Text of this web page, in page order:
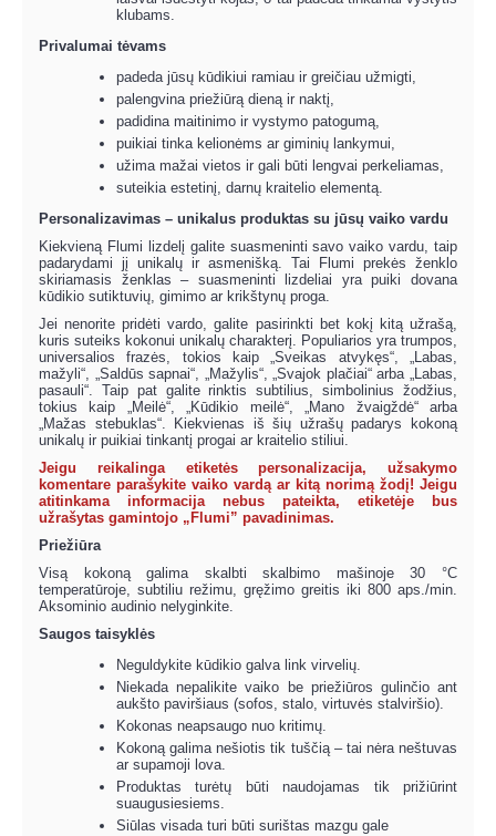
klubams.
Privalumai tėvams
padeda jūsų kūdikiui ramiau ir greičiau užmigti,
palengvina priežiūrą dieną ir naktį,
padidina maitinimo ir vystymo patogumą,
puikiai tinka kelionėms ar giminių lankymui,
užima mažai vietos ir gali būti lengvai perkeliamas,
suteikia estetinį, darnų kraitelio elementą.
Personalizavimas – unikalus produktas su jūsų vaiko vardu
Kiekvieną Flumi lizdelį galite suasmeninti savo vaiko vardu, taip
padarydami jį unikalų ir asmenišką. Tai Flumi prekės ženklo
skiriamasis ženklas – suasmeninti lizdeliai yra puiki dovana
kūdikio sutiktuvių, gimimo ar krikštynų proga.
Jei nenorite pridėti vardo, galite pasirinkti bet kokį kitą užrašą,
kuris suteiks kokonui unikalų charakterį. Populiarios yra trumpos,
universalios frazės, tokios kaip „Sveikas atvykęs“, „Labas,
mažyli“, „Saldūs sapnai“, „Mažylis“, „Svajok plačiai“ arba „Labas,
pasauli“. Taip pat galite rinktis subtilius, simbolinius žodžius,
tokius kaip „Meilė“, „Kūdikio meilė“, „Mano žvaigždė“ arba
„Mažas stebuklas“. Kiekvienas iš šių užrašų padarys kokoną
unikalų ir puikiai tinkantį progai ar kraitelio stiliui.
Jeigu reikalinga etiketės personalizacija, užsakymo
komentare parašykite vaiko vardą ar kitą norimą žodį! Jeigu
atitinkama informacija nebus pateikta, etiketėje bus
užrašytas gamintojo „Flumi” pavadinimas.
Priežiūra
Visą kokoną galima skalbti skalbimo mašinoje 30 °C
temperatūroje, subtiliu režimu, gręžimo greitis iki 800 aps./min.
Aksominio audinio nelyginkite.
Saugos taisyklės
Neguldykite kūdikio galva link virvelių.
Niekada nepalikite vaiko be priežiūros gulinčio ant
aukšto paviršiaus (sofos, stalo, virtuvės stalviršio).
Kokonas neapsaugo nuo kritimų.
Kokoną galima nešiotis tik tuščią – tai nėra neštuvas
ar supamoji lova.
Produktas turėtų būti naudojamas tik prižiūrint
suaugusiesiems.
Siūlas visada turi būti surištas mazgu gale